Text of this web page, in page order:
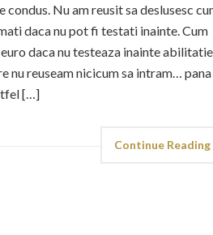
Nu am reusit sa deslusesc
daca nu pot fi testati inainte. Cum
daca nu testeaza inainte abilitatie
nu reuseam nicicum sa intram… pana
[…]
Continue Reading